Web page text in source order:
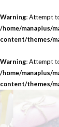
Warning: Attempt
/home/manaplus/
content/themes/
Warning: Attempt
/home/manaplus/
content/themes/